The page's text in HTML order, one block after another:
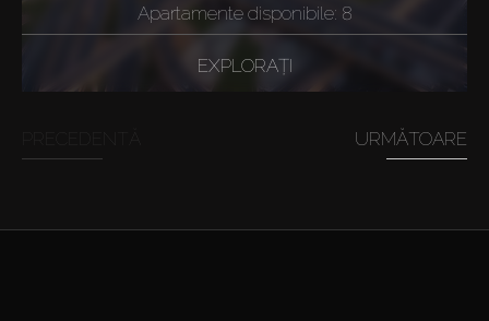
Apartamente disponibile: 8
EXPLORAȚI
URMĂTOARE